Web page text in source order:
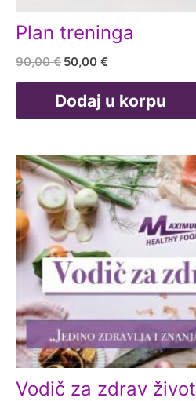
Plan treninga
90,00€ Originalna
cena
je
bila:
90,00 €.
50,00 €
je:
50,00 €.
Dodaj u korpu
Vodič za zdrav život